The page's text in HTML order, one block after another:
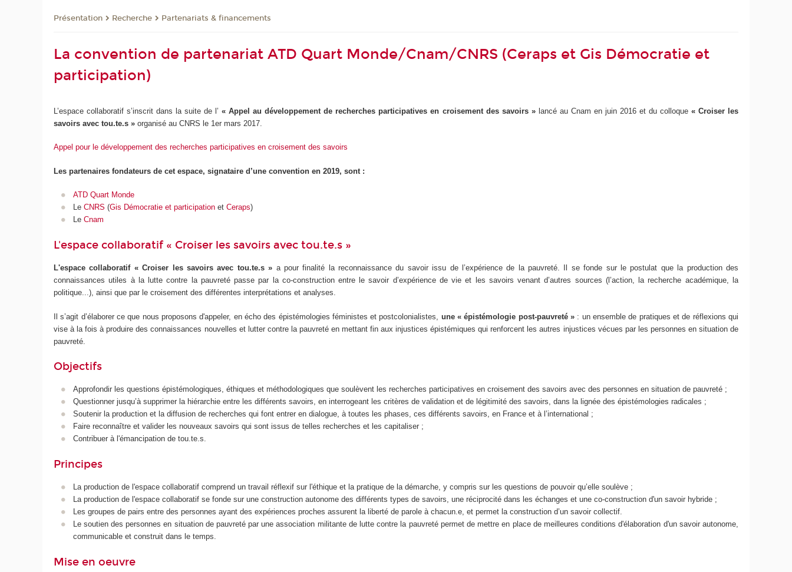
Présentation Recherche Partenariats & financements
La convention de partenariat ATD Quart Monde/Cnam/CNRS (Ceraps et Gis Démocratie et
participation)
L’espace collaboratif s’inscrit dans la suite de l’ « Appel au développement de recherches participatives en croisement des savoirs »lancé au Cnam en juin 2016 et du colloque « Croiser les
savoirs avec tou.te.s » organisé au CNRS le 1er mars 2017.
Appel pour le développement des recherches participatives en croisement des savoirs
Les partenaires fondateurs de cet espace, signataire d’une convention en 2019, sont :
ATD Quart Monde
Le CNRS (Gis Démocratie et participationet Ceraps)
Le Cnam
L'espace collaboratif « Croiser les savoirs avec tou.te.s »
L'espace collaboratif « Croiser les savoirs avec tou.te.s » a pour finalité la reconnaissance du savoir issu de l’expérience de la pauvreté. Il se fonde sur le postulat que la production des
connaissances utiles à la lutte contre la pauvreté passe par la co-construction entre le savoir d’expérience de vie et les savoirs venant d’autres sources (l’action, la recherche académique, la
politique...), ainsi que par le croisement des différentes interprétations et analyses.
Il s’agit d’élaborer ce que nous proposons d'appeler, en écho des épistémologies féministes et postcolonialistes, une « épistémologie post-pauvreté » : un ensemble de pratiques et de réflexions qui
vise à la fois à produire des connaissances nouvelles et lutter contre la pauvreté en mettant fin aux injustices épistémiques qui renforcent les autres injustices vécues par les personnes en situation de
pauvreté.
Objectifs
Approfondir les questions épistémologiques, éthiques et méthodologiques que soulèvent les recherches participatives en croisement des savoirs avec des personnes en situation de pauvreté ;
Questionner jusqu’à supprimer la hiérarchie entre les différents savoirs, en interrogeant les critères de validation et de légitimité des savoirs, dans la lignée des épistémologies radicales ;
Soutenir la production et la diffusion de recherches qui font entrer en dialogue, à toutes les phases, ces différents savoirs, en France et à l’international ;
Faire reconnaître et valider les nouveaux savoirs qui sont issus de telles recherches et les capitaliser ;
Contribuer à l'émancipation de tou.te.s.
Principes
La production de l'espace collaboratif comprend un travail réflexif sur l'éthique et la pratique de la démarche, y compris sur les questions de pouvoir qu’elle soulève ;
La production de l'espace collaboratif se fonde sur une construction autonome des différents types de savoirs, une réciprocité dans les échanges et une co-construction d'un savoir hybride ;
Les groupes de pairs entre des personnes ayant des expériences proches assurent la liberté de parole à chacun.e, et permet la construction d’un savoir collectif.
Le soutien des personnes en situation de pauvreté par une association militante de lutte contre la pauvreté permet de mettre en place de meilleures conditions d'élaboration d'un savoir autonome,
communicable et construit dans le temps.
Mise en oeuvre